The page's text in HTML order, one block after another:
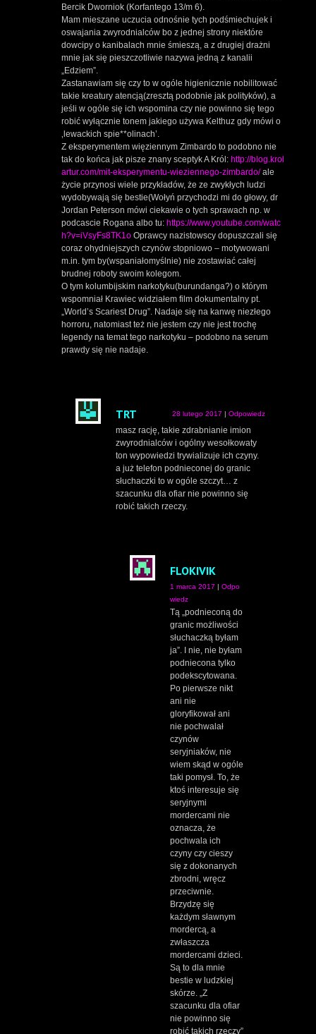
Bercik Dworniok (Korfantego 13/m 6).
Mam mieszane uczucia odnośnie tych podśmiechujek i
oswajania zwyrodnialców bo z jednej strony niektóre
dowcipy o kanibalach mnie śmieszą, a z drugiej drażni
mnie jak się pieszczotliwie nazywa jedną z kanalii
„Edziem”.
Zastanawiam się czy to w ogóle higienicznie nobilitować
takie kreatury atencją(zresztą podobnie jak polityków), a
jeśli w ogóle się ich wspomina czy nie powinno się tego
robić wyłącznie tonem jakiego używa Kelthuz gdy mówi o
‚lewackich spie**olinach’.
Z eksperymentem więziennym Zimbardo to podobno nie
tak do końca jak pisze znany sceptyk A Król: http://blog.krol
artur.com/mit-eksperymentu-wieziennego-zimbardo/ale
życie przynosi wiele przykładów, że ze zwykłych ludzi
wydobywają się bestie(Wołyń przychodzi mi do głowy, dr
Jordan Peterson mówi ciekawie o tych sprawach np. w
podcascie Rogana albo tu: https://www.youtube.com/watc
h?v=iVsyFs8TK1o Oprawcy nazistowscy dopuszczali się
coraz ohydniejszych czynów stopniowo – motywowani
m.in. tym by(wspaniałomyślnie) nie zostawiać całej
brudnej roboty swoim kolegom.
O tym kolumbijskim narkotyku(burundanga?) o którym
wspomniał Krawiec widziałem film dokumentalny pt.
„World’s Scariest Drug”. Nadaje się na kanwę niezłego
horroru, natomiast też nie jestem czy nie jest trochę
legendy na temat tego narkotyku – podobno na serum
prawdy się nie nadaje.
TRT 28 lutego 2017 | Odpowiedz
masz rację, takie zdrabnianie imion
zwyrodnialców i ogólny wesołkowaty
ton wypowiedzi trywializuje ich czyny.
a już telefon podnieconej do granic
słuchaczki to w ogóle szczyt… z
szacunku dla ofiar nie powinno się
robić takich rzeczy.
FLOKIVIK
1 marca 2017 | Odpo
wiedz
Tą „podnieconą do
granic możliwości
słuchaczką byłam
ja”. I nie, nie byłam
podniecona tylko
podekscytowana.
Po pierwsze nikt
ani nie
gloryfikował ani
nie pochwalał
czynów
seryjniaków, nie
wiem skąd w ogóle
taki pomysł. To, że
ktoś interesuje się
seryjnymi
mordercami nie
oznacza, że
pochwala ich
czyny czy cieszy
się z dokonanych
zbrodni, wręcz
przeciwnie.
Brzydzę się
każdym sławnym
mordercą, a
zwłaszcza
mordercami dzieci.
Są to dla mnie
bestie w ludzkiej
skórze. „Z
szacunku dla ofiar
nie powinno się
robić takich rzeczy”